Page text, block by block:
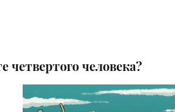
четвертого человека?